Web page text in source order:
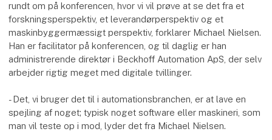
rundt om på konferencen, hvor vi vil prøve at se det fra et
forskningsperspektiv, et leverandørperspektiv og et
maskinbyggermæssigt perspektiv, forklarer Michael Nielsen.
Han er facilitator på konferencen, og til daglig er han
administrerende direktør i Beckhoff Automation ApS, der selv
arbejder rigtig meget med digitale tvillinger.
- Det, vi bruger det til i automationsbranchen, er at lave en
spejling af noget; typisk noget software eller maskineri, som
man vil teste op i mod, lyder det fra Michael Nielsen.